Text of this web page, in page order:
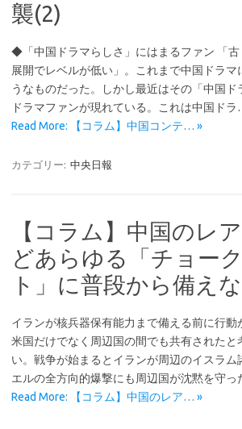
襲(2)
◆「中国ドラマらしさ」にはまるファン 「古
展開でレベルが低い」。これまで中国ドラマ
うなものだった。しかし最近はその「中国ド
ドラマファンが現れている。これは中国ド
Read More: 【コラム】中国コンテ… »
カテゴリー: 中央日報
【コラム】中国のレ
どあらゆる「チョー
ト」に普段から備え
イランが核兵器保有能力まで備える前に行動
米国だけでなく周辺国の間でも共有されたと
い。戦争が始まるとイランが周辺のイスラム
エルの全方向的爆撃にも周辺国が沈黙を守
Read More: 【コラム】中国のレア… »